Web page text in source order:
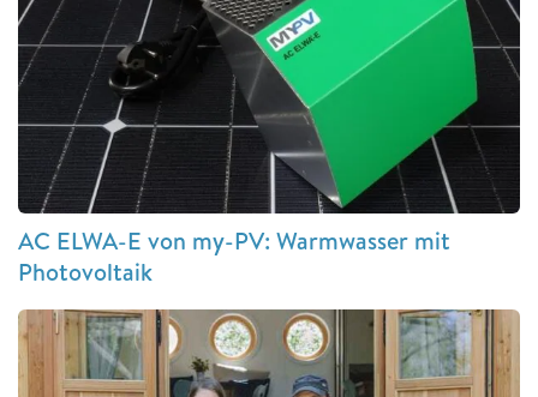
AC ELWA-E von my-PV: Warmwasser mit
Photovoltaik